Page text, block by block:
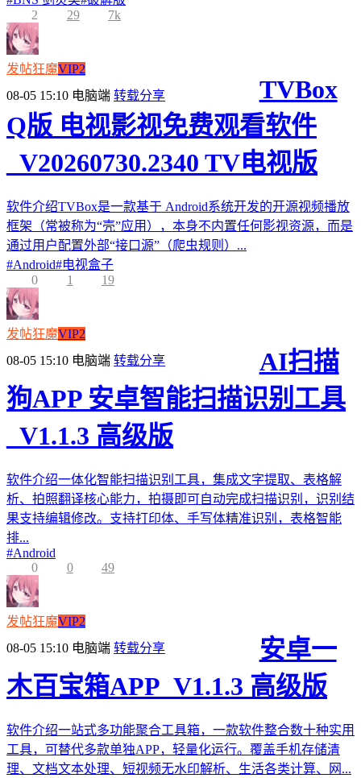
2
29 7k
发帖狂魔VIP2
08-05 15:10 电脑端 转载分享
TVBox
Q版 电视影视免费观看软件
_V20260730.2340 TV电视版
软件介绍TVBox是一款基于 Android系统开发的开源视频播放
框架（常被称为“壳”应用），本身不内置任何影视资源，而是
通过用户配置外部“接口源”（爬虫规则）...
#Android#电视盒子
0
1 19
发帖狂魔VIP2
08-05 15:10 电脑端 转载分享
AI扫描
狗APP 安卓智能扫描识别工具
_V1.1.3 高级版
软件介绍一体化智能扫描识别工具，集成文字提取、表格解
析、拍照翻译核心能力，拍摄即可自动完成扫描识别，识别结
果支持编辑修改。支持打印体、手写体精准识别，表格智能
排...
#Android
0
0 49
发帖狂魔VIP2
08-05 15:10 电脑端 转载分享
安卓一
木百宝箱APP_V1.1.3 高级版
软件介绍一站式多功能聚合工具箱，一款软件整合数十种实用
工具，可替代多款单独APP，轻量化运行。覆盖手机存储清
理、文档文本处理、短视频无水印解析、生活各类计算、网...